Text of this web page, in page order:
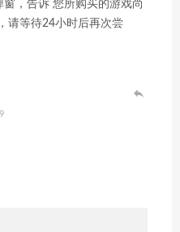
窗，告诉 您所购买的游戏尚
请等待24小时后再次尝